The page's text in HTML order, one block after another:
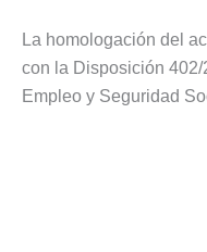
La homologación del
con la Disposición
Empleo y Seguridad